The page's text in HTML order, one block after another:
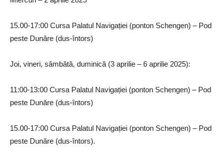
15.00-17:00 Cursa Palatul Navigației (ponton Schengen) – Pod
peste Dunăre (dus-întors)
Joi, vineri, sâmbătă, duminică (3 aprilie – 6 aprilie 2025):
11:00-13:00 Cursa Palatul Navigației (ponton Schengen) – Pod
peste Dunăre (dus-întors)
15.00-17:00 Cursa Palatul Navigației (ponton Schengen) – Pod
peste Dunăre (dus-întors).